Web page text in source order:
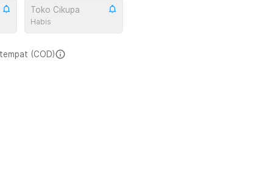
Toko Cikupa
Habis
(COD)